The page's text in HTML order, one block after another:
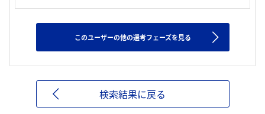
このユーザーの他の選考フェーズを見る
検索結果に戻る